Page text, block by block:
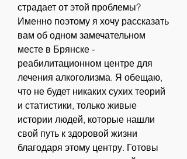
страдает от этой проблемы?
Именно поэтому я хочу рассказать
вам об одном замечательном
месте в Брянске -
реабилитационном центре для
лечения алкоголизма. Я обещаю,
что не будет никаких сухих теорий
и статистики, только живые
истории людей, которые нашли
свой путь к здоровой жизни
благодаря этому центру. Готовы